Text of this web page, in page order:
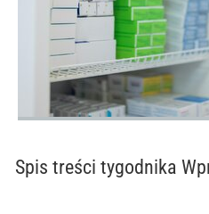
Spis treści tygodnika